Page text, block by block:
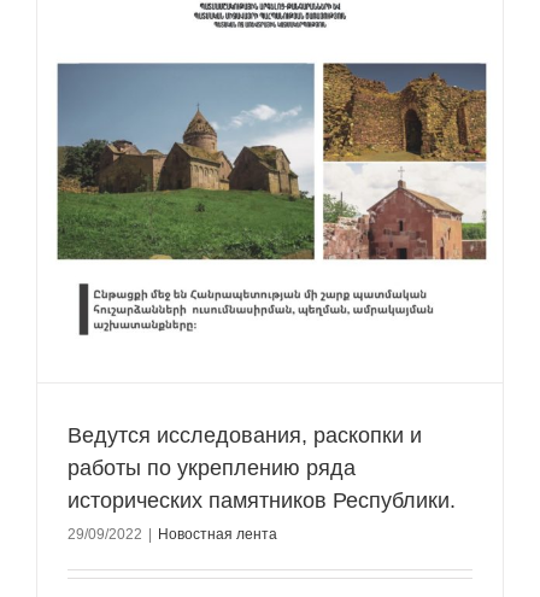
Ведутся исследования, раскопки и
работы по укреплению ряда
исторических памятников Республики.
29/09/2022 Новостная лента